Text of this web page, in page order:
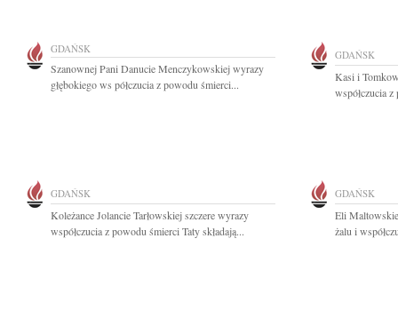
GDAŃSK
Szanownej Pani Danucie Menczykowskiej wyrazy
głębokiego ws półczucia z powodu śmierci...
GDAŃSK
Kasi i
współczucia
GDAŃSK
Koleżance Jolancie Tarłowskiej szczere wyrazy
współczucia z powodu śmierci Taty składają...
GDAŃSK
Eli
żalu i